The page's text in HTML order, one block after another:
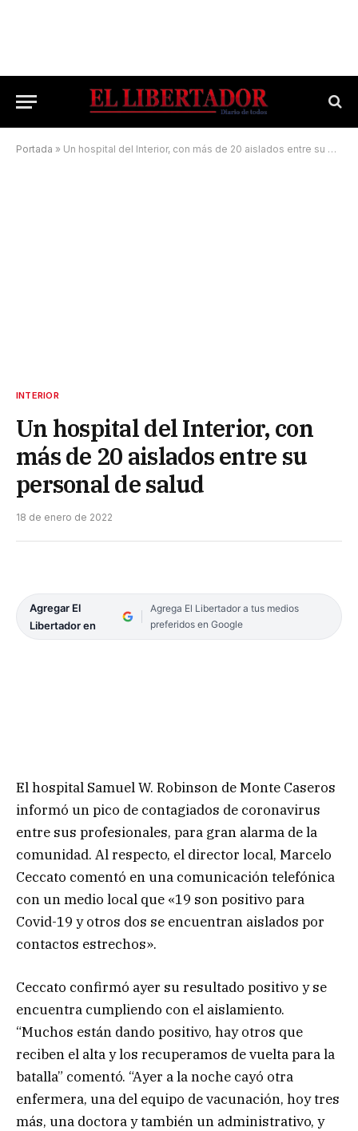
Portada » Un hospital del Interior, con más de 20 aislados entre su personal de salud
INTERIOR
Un hospital del Interior, con
más de 20 aislados entre su
personal de salud
18 de enero de 2022
Agregar El
Libertador en
Agrega El Libertador a tus medios
preferidos en Google
El hospital Samuel W. Robinson de Monte Caseros
informó un pico de contagiados de coronavirus
entre sus profesionales, para gran alarma de la
comunidad. Al respecto, el director local, Marcelo
Ceccato comentó en una comunicación telefónica
con un medio local que «19 son positivo para
Covid-19 y otros dos se encuentran aislados por
contactos estrechos».
Ceccato confirmó ayer su resultado positivo y se
encuentra cumpliendo con el aislamiento.
“Muchos están dando positivo, hay otros que
reciben el alta y los recuperamos de vuelta para la
batalla” comentó. “Ayer a la noche cayó otra
enfermera, una del equipo de vacunación, hoy tres
más, una doctora y también un administrativo, y